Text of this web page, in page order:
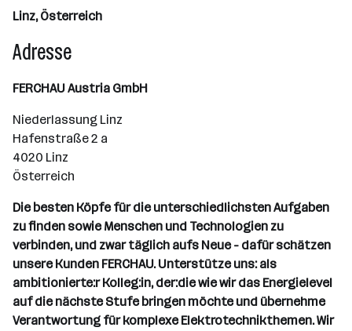
Linz, Österreich
Adresse
FERCHAU Austria GmbH
Niederlassung Linz
Hafenstraße 2 a
4020 Linz
Österreich
Die besten Köpfe für die unterschiedlichsten Aufgaben
zu finden sowie Menschen und Technologien zu
verbinden, und zwar täglich aufs Neue - dafür schätzen
unsere Kunden FERCHAU. Unterstütze uns: als
ambitionierte:r Kolleg:in, der:die wie wir das Energielevel
auf die nächste Stufe bringen möchte und übernehme
Verantwortung für komplexe Elektrotechnikthemen. Wir